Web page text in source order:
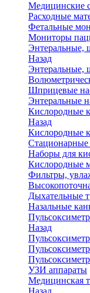
Медицинские
Расходные
Фетальные
Мониторы
Энтеральные,
Назад
Энтеральные,
Шприцевые
Энтеральные
Кислородные
Назад
Кислородные
Стационарные
Наборы для
Кислородные
Фильтры,
Дыхательные
Назальные
Назад
УЗИ аппараты
Медицинская
Назад